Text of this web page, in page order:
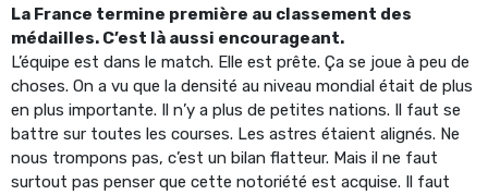
La France termine première au classement des
médailles. C’est là aussi encourageant.
L’équipe est dans le match. Elle est prête. Ça se joue à peu de
choses. On a vu que la densité au niveau mondial était de plus
en plus importante. Il n’y a plus de petites nations. Il faut se
battre sur toutes les courses. Les astres étaient alignés. Ne
nous trompons pas, c’est un bilan flatteur. Mais il ne faut
surtout pas penser que cette notoriété est acquise. Il faut